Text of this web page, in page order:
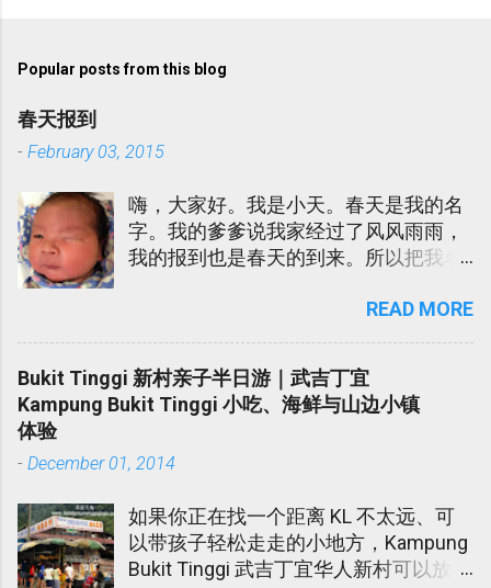
t
C
o
m
e
n
t
Popular posts from this blog
春天报到
- February 03, 2015
嗨，大家好。我是小天。春天是我的名
字。我的爹爹说我家经过了风风雨雨，
我的报到也是春天的到来。所以把我名
给我取了一个- Sky Lee. 在迎接我的到
我爹爹娘娘陆陆续续进院。我娘娘更是
发高烧不退在医院受折磨了几天。在
此，我代我爹爹娘娘向各位所有对我们
READ MORE
Bukit Tinggi 新村亲子半日游｜武吉丁宜
Kampung Bukit Tinggi 小吃、海鲜与山边小镇
体验
- December 01, 2014
如果你正在找一个距离 KL 不太远、可
以带孩子轻松走走的小地方，Kampung
Bukit Tinggi 武吉丁宜华人新村可以放进